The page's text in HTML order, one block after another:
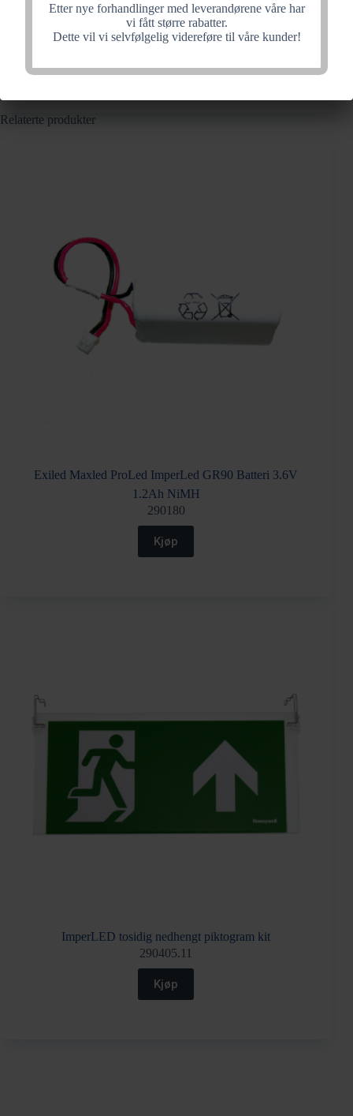
Etter nye forhandlinger med leverandørene våre har
vi fått større rabatter.
Dette vil vi selvfølgelig videreføre til våre kunder!
ImperLED
ST
antall
Varenummer:138406 Kategorier:Kombiarmaturer,
Relaterte produkter
Exiled Maxled ProLed ImperLed GR90 Batteri 3.6V
1.2Ah NiMH
290180
Kjøp
ImperLED tosidig nedhengt piktogram kit
290405.11
Kjøp